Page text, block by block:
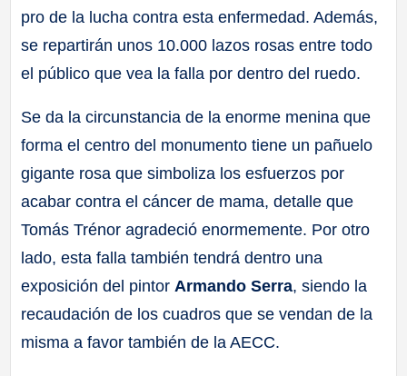
pro de la lucha contra esta enfermedad. Además,
se repartirán unos 10.000 lazos rosas entre todo
el público que vea la falla por dentro del ruedo.
Se da la circunstancia de la enorme menina que
forma el centro del monumento tiene un pañuelo
gigante rosa que simboliza los esfuerzos por
acabar contra el cáncer de mama, detalle que
Tomás Trénor agradeció enormemente. Por otro
lado, esta falla también tendrá dentro una
exposición del pintorArmando Serra, siendo la
recaudación de los cuadros que se vendan de la
misma a favor también de la AECC.